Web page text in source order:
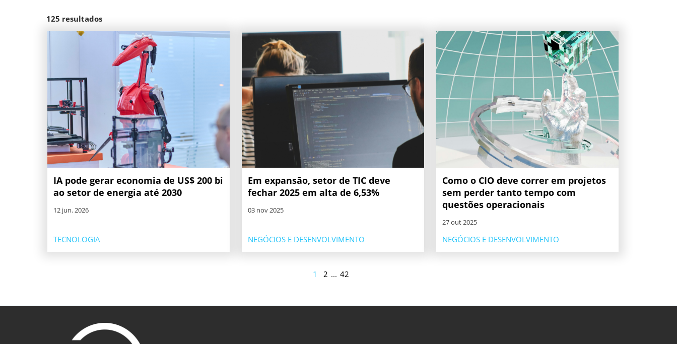
125 resultados
IA pode gerar economia de US$ 200 bi
ao setor de energia até 2030
12 jun. 2026
TECNOLOGIA
Em expansão, setor de TIC deve
fechar 2025 em alta de 6,53%
03 nov 2025
NEGÓCIOS E DESENVOLVIMENTO
Como o CIO deve correr em projetos
sem perder tanto tempo com
questões operacionais
27 out 2025
NEGÓCIOS E DESENVOLVIMENTO
1 2 ... 42